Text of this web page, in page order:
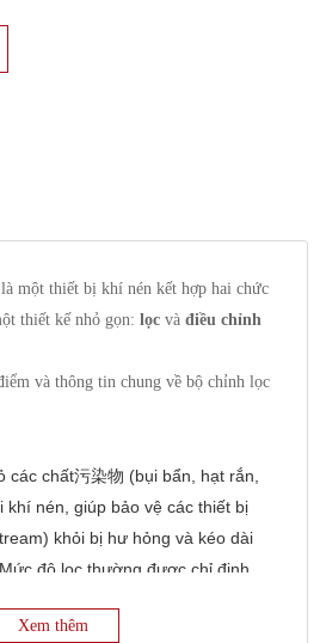
một thiết bị khí nén kết hợp hai chức
thiết kế nhỏ gọn: lọc và điều chỉnh
và thông tin chung về bộ chỉnh lọc
các chất污染物 (bụi bẩn, hạt rắn,
khí nén, giúp bảo vệ các thiết bị
khỏi bị hư hỏng và kéo dài
độ lọc thường được chỉ định
(Regulator):
Xem thêm